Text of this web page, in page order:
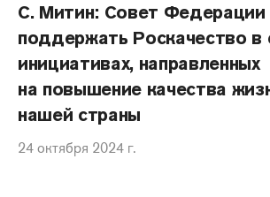
С. Митин: Совет Федерации
поддержать Роскачество в
инициативах, направленных
на повышение качества
нашей страны
24 октября 2024 г.